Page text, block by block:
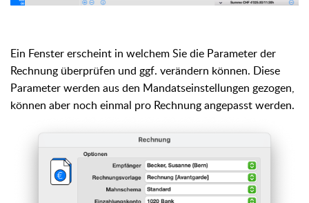
Ein Fenster erscheint in welchem Sie die Parameter der
Rechnung überprüfen und ggf. verändern können. Diese
Parameter werden aus den Mandatseinstellungen gezogen,
können aber noch einmal pro Rechnung angepasst werden.